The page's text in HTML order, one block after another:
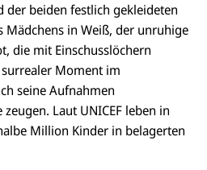
der beiden festlich gekleideten
Mädchens in Weiß, der unruhige
die mit Einschusslöchern
Moment im
seine Aufnahmen
Laut UNICEF leben in
Million Kinder in belagerten